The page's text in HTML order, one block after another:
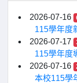
2026-07-16
115學年度
2026-07-17
115學年度
2026-07-16
本校115學